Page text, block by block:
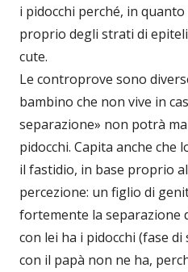
i pidocchi perché, in
proprio degli strati di
cute.
Le controprove sono
bambino che non vive in
separazione» non potrà
pidocchi. Capita anche che
il fastidio, in base proprio
percezione: un figlio di
fortemente la separazione
con lei ha i pidocchi (fase
con il papà non ne ha,